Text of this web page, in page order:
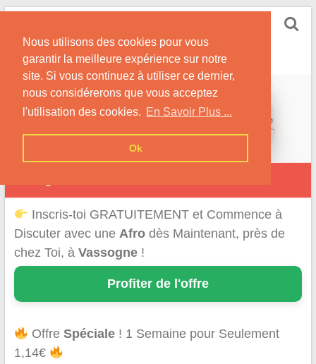
Nous utilisons des cookies pour vous
garantir la meilleure expérience sur notre
site. Si vous continuez à utiliser ce dernier,
nous considérerons que vous acceptez
l'utilisation des cookies. En Savoir Plus ...
Ok
Skip
content
Conseils pour des Rencontres Coquines avec des
Afros !
Inscris-toi GRATUITEMENT et Commence à
Discuter avec une Afrodès Maintenant, près de
chez Toi, à Vassogne!
Profiter de l'offre
OffreSpéciale ! 1 Semaine pour Seulement
1,14€